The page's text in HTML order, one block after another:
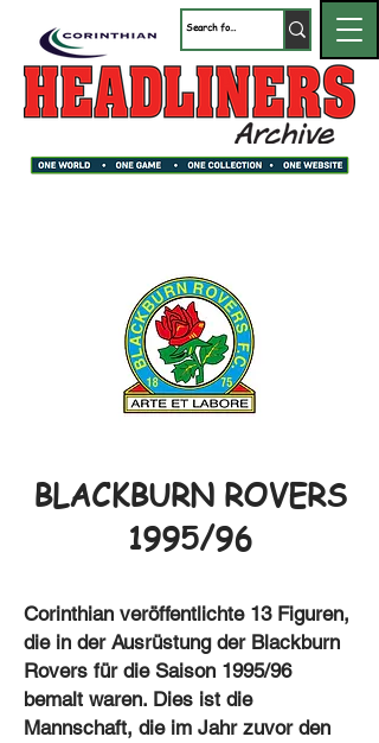
BLACKBURN ROVERS
1995/96
Corinthian veröffentlichte 13 Figuren,
die in der Ausrüstung der Blackburn
Rovers für die Saison 1995/96
bemalt waren. Dies ist die
Mannschaft, die im Jahr zuvor den